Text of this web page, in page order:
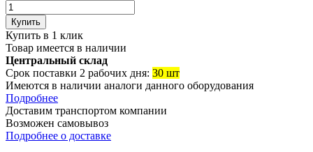
Купить
Купить в 1 клик
Товар имеется в наличии
Центральный склад
Срок поставки 2 рабочих дня: 30 шт
Имеются в наличии аналоги данного оборудования
Подробнее
Доставим транспортом компании
Возможен самовывоз
Подробнее о доставке